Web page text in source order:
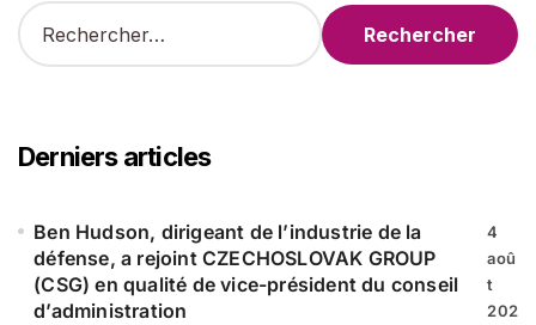
R
e
r
c
e
Derniers articles
Ben Hudson, dirigeant de l’industrie de la
défense, a rejoint CZECHOSLOVAK GROUP
(CSG) en qualité de vice-président du conseil
d’administration
4
aoû
t
202